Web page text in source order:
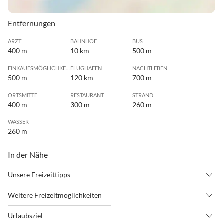
Entfernungen
ARZT
400 m
BAHNHOF
10 km
BUS
500 m
500 m
FLUGHAFEN
120 km
NACHTLEBEN
700 m
ORTSMITTE
400 m
RESTAURANT
300 m
STRAND
260 m
WASSER
260 m
In der Nähe
Unsere Freizeittipps
• Fitness
Weitere Freizeitmöglichkeiten
Urlaubsziel